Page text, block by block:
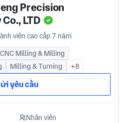
Precision
LTD
viên cao cấp 7 năm
CNC Milling & Milling
Milling & Turning +8
yêu cầu
Nhân viên